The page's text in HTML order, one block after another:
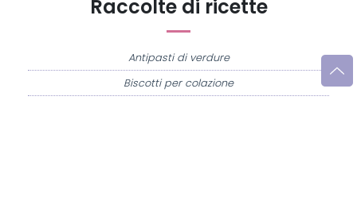
Raccolte di ricette
Antipasti di verdure
Biscotti per colazione